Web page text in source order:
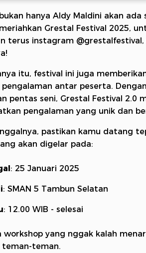
hanya Aldy Maldini akan
Grestal Festival 2025,
terus instagram
itu, festival ini juga
antar peserta.
pentas seni, Grestal Festival 2.0
pengalaman yang unik dan
pastikan kamu datang
akan digelar pada:
: 25 Januari 2025
: SMAN 5 Tambun Selatan
: 12.00 WIB - selesai
workshop yang nggak kalah
teman-teman.